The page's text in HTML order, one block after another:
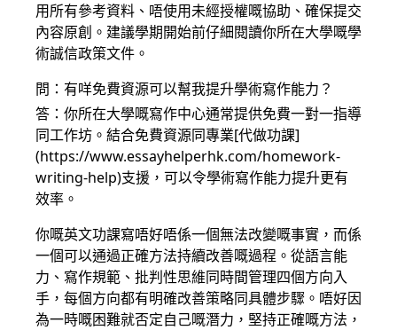
用所有參考資料、唔使用未經授權嘅協助、確保提交
內容原創。建議學期開始前仔細閱讀你所在大學嘅學
術誠信政策文件。
問：有咩免費資源可以幫我提升學術寫作能力？
答：你所在大學嘅寫作中心通常提供免費一對一指導
同工作坊。結合免費資源同專業[代做功課]
(https://www.essayhelperhk.com/homework-
writing-help)支援，可以令學術寫作能力提升更有
效率。
你嘅英文功課寫唔好唔係一個無法改變嘅事實，而係
一個可以通過正確方法持續改善嘅過程。從語言能
力、寫作規範、批判性思維同時間管理四個方向入
手，每個方向都有明確改善策略同具體步驟。唔好因
為一時嘅困難就否定自己嘅潛力，堅持正確嘅方法，